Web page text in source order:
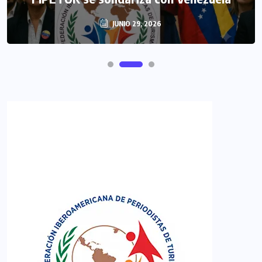
JUNIO 29, 2026